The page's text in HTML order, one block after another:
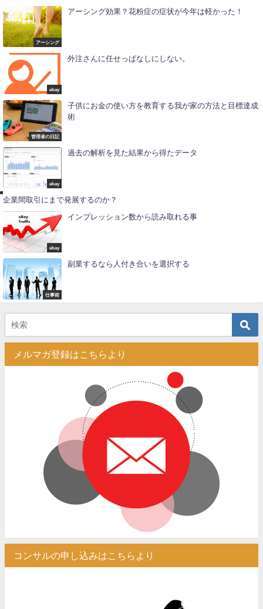
アーシング
アーシング効果？花粉症の症状が今年は軽かった！
ebay
外注さんに任せっぱなしにしない。
管理者の日記
子供にお金の使い方を教育する我が家の方法と目標達成
術
ebay
過去の解析を見た結果から得たデータ
企業間取引にまで発展するのか？
ebay
インプレッション数から読み取れる事
仕事術
副業するなら人付き合いを選択する
メルマガ登録はこちらより
コンサルの申し込みはこちらより